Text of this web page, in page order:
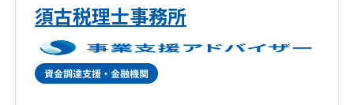
・記帳代行サービス
・アウトソーシングサービス
・各種コンプライアンスサービス
◎武内マネジメントオフィス
須古税理士事務所